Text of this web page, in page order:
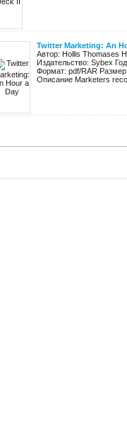
Twitter Marketing: An
Автор: Hollis Thomases
Издательство: Sybex
Формат: pdf/RAR
Описание Marketers